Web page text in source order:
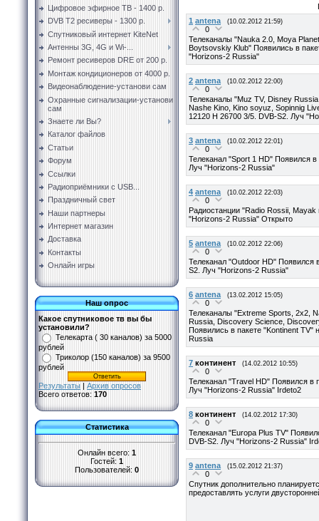
Цифровое эфирное ТВ - 1400 р.
DVB T2 ресиверы - 1300 р.
Спутниковый интернет KiteNet
Антенны 3G, 4G и Wi-...
Ремонт ресиверов DRE от 200 р.
Монтаж кондиционеров от 4000 р.
Видеонаблюдение-установи сам
Охранные сигнализации-установи
сам
Знаете ли Вы?
Каталог файлов
Статьи
Форум
Ссылки
Радиоприёмники с USB...
Праздничный свет
Наши партнеры
Интернет магазин
Доставка
Контакты
Онлайн игры
Наш опрос
Какое спутниковое тв вы бы
установили?
Телекарта ( 30 каналов) за 5000
рублей
Триколор (150 каналов) за 9500
рублей
Результаты | Архив опросов
Всего ответов: 170
Статистика
Онлайн всего: 1
Гостей: 1
Пользователей: 0
1 antena (10.02.2012 21:59)
0
Телеканалы "Nauka 2.0, Moya
Boytsovskiy Klub" Появились в
"Horizons-2 Russia"
2 antena (10.02.2012 22:00)
0
Телеканалы "Muz TV, Disney
Nashe Kino, Kino soyuz, Sopinnig
12120 H 26700 3/5. DVB-S2. Луч
3 antena (10.02.2012 22:01)
0
Телеканал "Sport 1 HD" Появился
Луч "Horizons-2 Russia"
4 antena (10.02.2012 22:03)
0
Радиостанции "Radio Rossii,
"Horizons-2 Russia" Открыто
5 antena (10.02.2012 22:06)
0
Телеканал "Outdoor HD" Появился
S2. Луч "Horizons-2 Russia"
6 antena (13.02.2012 15:05)
0
Телеканалы "Extreme Sports, 2x2,
Russia, Discovery Science,
Появились в пакете "Kontinent TV"
Russia
7 континент (14.02.2012 10:55)
0
Телеканал "Travel HD" Появился в
Луч "Horizons-2 Russia" Irdeto2
8 континент (14.02.2012 17:30)
0
Телеканал "Europa Plus TV"
DVB-S2. Луч "Horizons-2 Russia"
9 antena (15.02.2012 21:37)
0
Спутник дополнительно
предоставлять услуги